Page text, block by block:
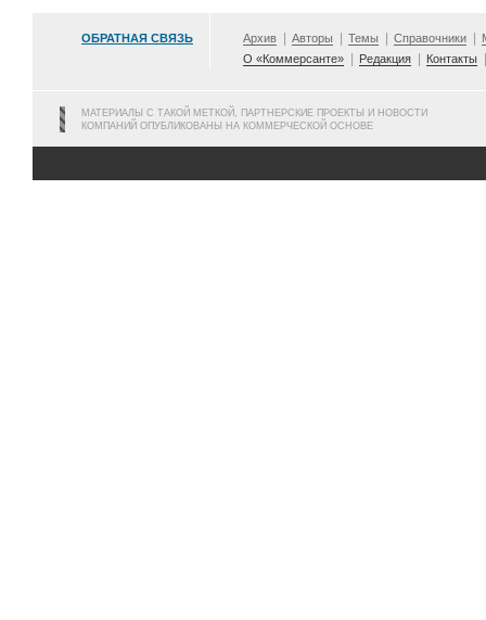
ОБРАТНАЯ СВЯЗЬ Архив Авторы Темы Справочники
О «Коммерсанте»
Редакция Контакты
МАТЕРИАЛЫ С ТАКОЙ МЕТКОЙ, ПАРТНЕРСКИЕ ПРОЕКТЫ И НОВОСТИ
КОМПАНИЙ ОПУБЛИКОВАНЫ НА КОММЕРЧЕСКОЙ ОСНОВЕ